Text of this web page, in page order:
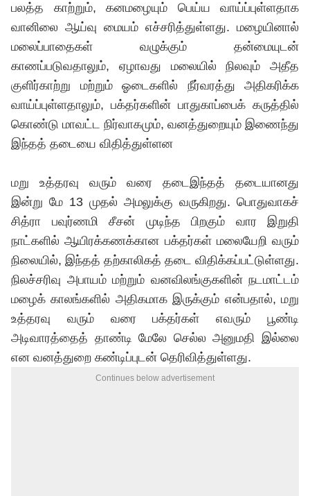
பலத்த காற்றும், கனமழையும் பெய்ய வாய்ப்புள்ளதாக
வானிலை ஆய்வு மையம் எச்சரித்துள்ளது. மழையினால்
மலைப்பாதைகள் வழுக்கும் தன்மையுடன்
காணப்படுவதாலும், ஏழாவது மலையில் நிலவும் அதீத
குளிர்காற்று மற்றும் ஓடைகளில் நீர்வரத்து அதிகரிக்க
வாய்ப்புள்ளதாலும், பக்தர்களின் பாதுகாப்பைக் கருத்தில்
கொண்டு மாவட்ட நிர்வாகமும், வனத்துறையும் இணைந்து
இந்தத் தடையை விதித்துள்ளன
மறு உத்தரவு வரும் வரை தடைஇந்தத் தடையானது
இன்று மே 13 முதல் அமலுக்கு வருகிறது. பொதுவாகச்
சித்ரா பவுர்ணமி சீசன் முடிந்த பிறகும் வார இறுதி
நாட்களில் ஆயிரக்கணக்கான பக்தர்கள் மலையேறி வரும்
நிலையில், இந்தத் தற்காலிகத் தடை விதிக்கப்பட்டுள்ளது.
நிலச்சரிவு அபாயம் மற்றும் வனவிலங்குகளின் நடமாட்டம்
மழைக் காலங்களில் அதிகமாக இருக்கும் என்பதால், மறு
உத்தரவு வரும் வரை பக்தர்கள் எவரும் பூண்டி
அடிவாரத்தைத் தாண்டி மேலே செல்ல அனுமதி இல்லை
என வனத்துறை கண்டிப்புடன் தெரிவித்துள்ளது.
Continues below advertisement